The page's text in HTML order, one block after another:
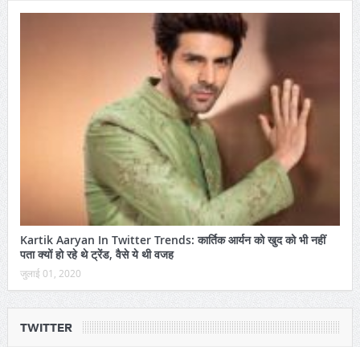
Kartik Aaryan In Twitter Trends: कार्तिक आर्यन को खुद को भी नहीं
पता क्यों हो रहे थे ट्रेंड, वैसे ये थी वजह
जुलाई 01, 2020
TWITTER